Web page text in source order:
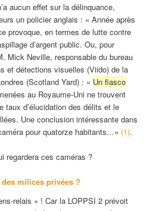
aucun effet sur la délinquance,
un policier anglais : « Année après
provoque, en termes de lutte contre
d’argent public. Ou, pour
Mick Neville, responsable du bureau
et détections visuelles (Viido)de la
(Scotland Yard) : « Un fiasco
au Royaume-Uni ne trouvent
taux d’élucidation des délits et le
Une conclusion intéressante dans
pour quatorze habitants…» (1).
regardera ces caméras ?
milices privées ?
relais » ! Car la LOPPSI 2 prévoit